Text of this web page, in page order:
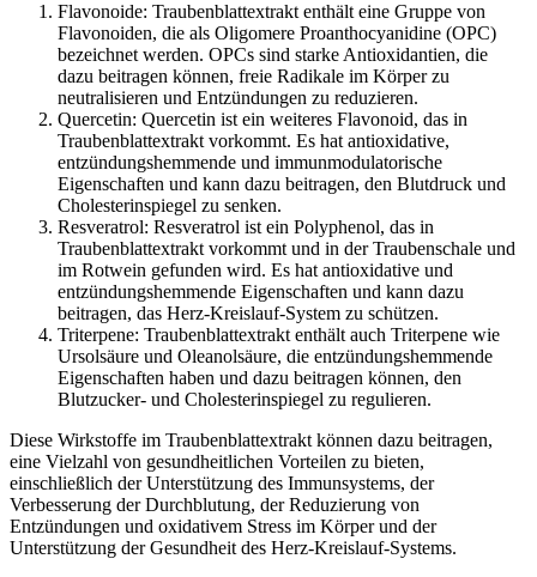
Flavonoide: Traubenblattextrakt enthält eine Gruppe von
Flavonoiden, die als Oligomere Proanthocyanidine (OPC)
bezeichnet werden. OPCs sind starke Antioxidantien, die
dazu beitragen können, freie Radikale im Körper zu
neutralisieren und Entzündungen zu reduzieren.
Quercetin: Quercetin ist ein weiteres Flavonoid, das in
Traubenblattextrakt vorkommt. Es hat antioxidative,
entzündungshemmende und immunmodulatorische
Eigenschaften und kann dazu beitragen, den Blutdruck und
Cholesterinspiegel zu senken.
Resveratrol: Resveratrol ist ein Polyphenol, das in
Traubenblattextrakt vorkommt und in der Traubenschale und
im Rotwein gefunden wird. Es hat antioxidative und
entzündungshemmende Eigenschaften und kann dazu
beitragen, das Herz-Kreislauf-System zu schützen.
Triterpene: Traubenblattextrakt enthält auch Triterpene wie
Ursolsäure und Oleanolsäure, die entzündungshemmende
Eigenschaften haben und dazu beitragen können, den
Blutzucker- und Cholesterinspiegel zu regulieren.
Diese Wirkstoffe im Traubenblattextrakt können dazu beitragen,
eine Vielzahl von gesundheitlichen Vorteilen zu bieten,
einschließlich der Unterstützung des Immunsystems, der
Verbesserung der Durchblutung, der Reduzierung von
Entzündungen und oxidativem Stress im Körper und der
Unterstützung der Gesundheit des Herz-Kreislauf-Systems.